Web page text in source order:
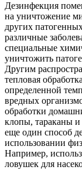
Дезинфекция
на уничтожение
других
различные
специальные
уничтожить
Другим
тепловая
определенной
вредных
обработки
клопы, тараканы и
еще один способ
использовании
Например,
ловушек для